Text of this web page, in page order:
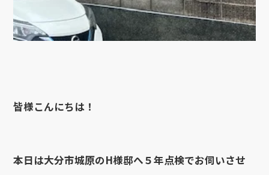
皆様こんにちは！
本日は大分市城原のH様邸へ５年点検でお伺いさせ